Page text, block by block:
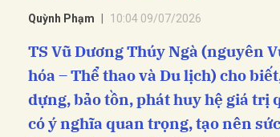
Quỳnh Phạm 10:04 09/07/2026
TS Vũ Dương Thúy Ngà (nguyên
hóa – Thể thao và Du lịch) cho
dựng, bảo tồn, phát huy hệ giá trị
có ý nghĩa quan trọng, tạo nên